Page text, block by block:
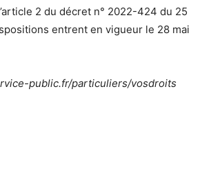
2 du décret n° 2022-424 du 25
entrent en vigueur le 28 mai
public.fr/particuliers/vosdroits